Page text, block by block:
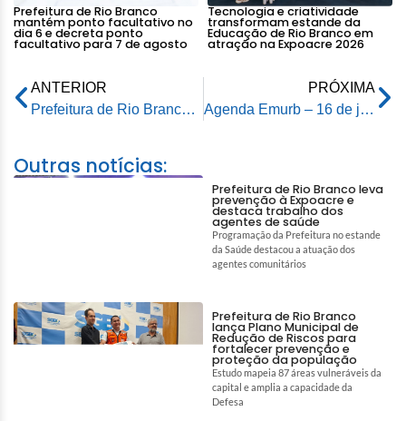
Prefeitura de Rio Branco
mantém ponto facultativo no
dia 6 e decreta ponto
facultativo para 7 de agosto
Tecnologia e criatividade
transformam estande da
Educação de Rio Branco em
atração na Expoacre 2026
ANTERIOR
Prefeitura de Rio Branco leva Saúde Rural à Vila Custódio Freire e realiza mais de 4 mil procedimento
PRÓXIMA
Agenda Emurb – 16 de junho de 2026
Outras notícias:
Prefeitura de Rio Branco leva
prevenção à Expoacre e
destaca trabalho dos
agentes de saúde
Programação da Prefeitura no estande
da Saúde destacou a atuação dos
agentes comunitários
Prefeitura de Rio Branco
lança Plano Municipal de
Redução de Riscos para
fortalecer prevenção e
proteção da população
Estudo mapeia 87 áreas vulneráveis da
capital e amplia a capacidade da
Defesa